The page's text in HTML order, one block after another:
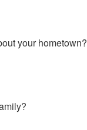
your hometown?